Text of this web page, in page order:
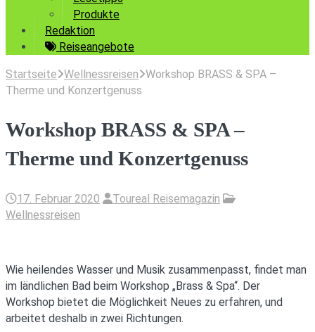
Produkte
Redaktion
Reiseangebote
Startseite Wellnessreisen Workshop BRASS & SPA –
Therme und Konzertgenuss
Workshop BRASS & SPA –
Therme und Konzertgenuss
17. Februar 2020
Toureal Reisemagazin
Wellnessreisen
Wie heilendes Wasser und Musik zusammenpasst, findet man
im ländlichen Bad beim Workshop „Brass & Spa“. Der
Workshop bietet die Möglichkeit Neues zu erfahren, und
arbeitet deshalb in zwei Richtungen.